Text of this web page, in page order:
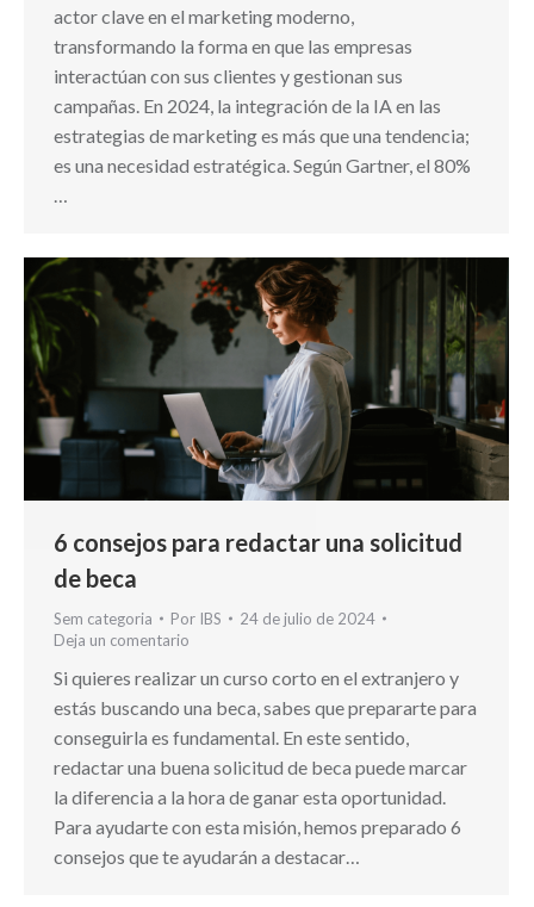
actor clave en el marketing moderno,
transformando la forma en que las empresas
interactúan con sus clientes y gestionan sus
campañas. En 2024, la integración de la IA en las
estrategias de marketing es más que una tendencia;
es una necesidad estratégica. Según Gartner, el 80%
…
6 consejos para redactar una solicitud
de beca
Sem categoria Por IBS
24 de julio de 2024
Deja un comentario
Si quieres realizar un curso corto en el extranjero y
estás buscando una beca, sabes que prepararte para
conseguirla es fundamental. En este sentido,
redactar una buena solicitud de beca puede marcar
la diferencia a la hora de ganar esta oportunidad.
Para ayudarte con esta misión, hemos preparado 6
consejos que te ayudarán a destacar…